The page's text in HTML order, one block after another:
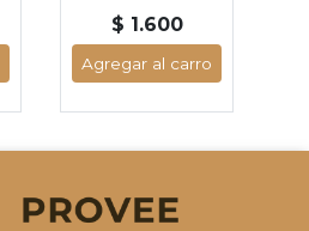
$ 1.600
Agregar al carro